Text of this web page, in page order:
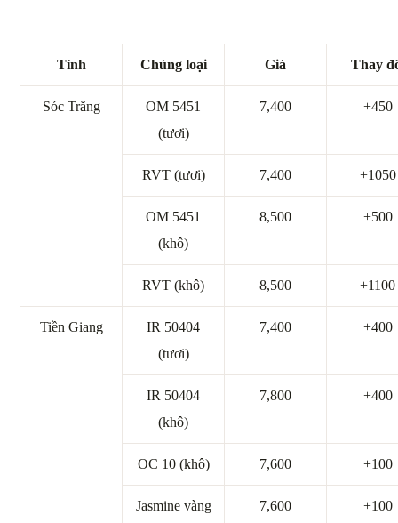
Tỉnh Chủng loại Giá Thay
Sóc Trăng
OM 5451
(tươi)
7,400 +450
RVT (tươi) 7,400 +1050
OM 5451
(khô)
8,500 +500
RVT (khô) 8,500 +1100
Tiền Giang
IR 50404
(tươi)
7,400 +400
IR 50404
(khô)
7,800 +400
OC 10 (khô) 7,600 +100
Jasmine vàng
7,600 +100